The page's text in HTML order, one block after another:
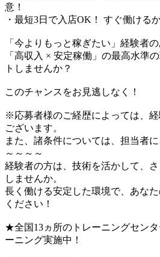
意！
・最短3日で入店OK！ すぐ働ける
「今よりもっと稼ぎたい」経験者の
「高収入 × 安定稼働」の最高水準
トしませんか？
このチャンスをお見逃しなく！
※応募者様のご経歴によっては、
ございます。
また、諸条件については、担当者に
～～～～
経験者の方は、技術を活かして、
しませんか。
長く働ける安定した環境で、あな
ください！
★全国13ヵ所のトレーニングセン
ーニング実施中！